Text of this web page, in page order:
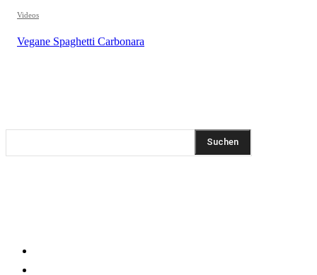
Videos
Vegane Spaghetti Carbonara
Suchen